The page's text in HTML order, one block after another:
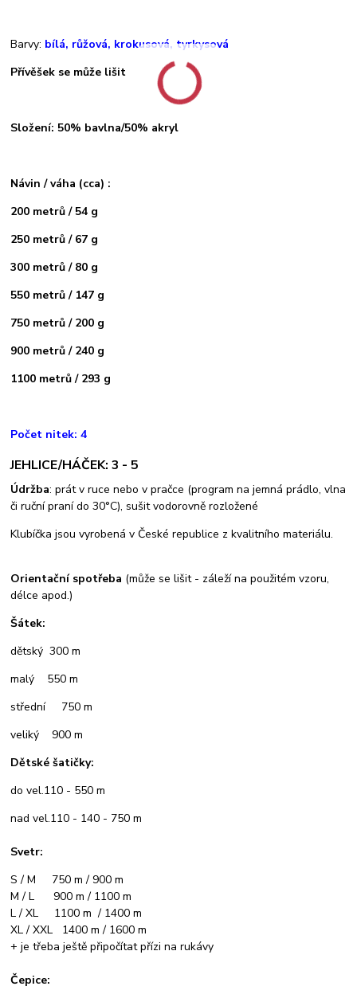
Barvy: bílá, růžová, krokusová, tyrkysová
Přívěšek se může lišit
Složení: 50% bavlna/50% akryl
Návin / váha (cca) :
200 metrů / 54 g
250 metrů / 67 g
300 metrů / 80 g
550 metrů / 147 g
750 metrů / 200 g
900 metrů / 240 g
1100 metrů / 293 g
Počet nitek: 4
JEHLICE/HÁČEK: 3 - 5
Údržba: prát v ruce nebo v pračce (program na jemná prádlo, vlna
či ruční praní do 30°C), sušit vodorovně rozložené
Klubíčka jsou vyrobená v České republice z kvalitního materiálu.
Orientační spotřeba (může se lišit - záleží na použitém vzoru,
délce apod.)
Šátek:
dětský 300 m
malý 550 m
střední 750 m
veliký 900 m
Dětské šatičky:
do vel.110 - 550 m
nad vel.110 - 140 - 750 m
Svetr:
S / M 750 m / 900 m
M / L 900 m / 1100 m
L / XL 1100 m / 1400 m
XL / XXL 1400 m / 1600 m
+ je třeba ještě připočítat přízi na rukávy
Čepice: